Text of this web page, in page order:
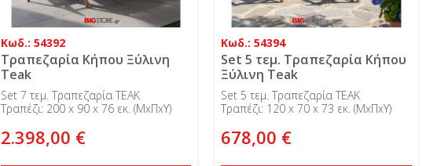
Κωδ.: 54392
Τραπεζαρία Κήπου Ξύλινη
Teak
Set 7 τεμ. Τραπεζαρία TEAK
Τραπέζι: 200 x 90 x 76 εκ. (ΜxΠxΥ)
2.398,00 €
Κωδ.: 54394
Set 5 τεμ. Τραπεζαρία Κήπου
Ξύλινη Teak
Set 5 τεμ. Τραπεζαρία TEAK
Τραπέζι: 120 x 70 x 73 εκ. (ΜxΠxΥ)
678,00 €